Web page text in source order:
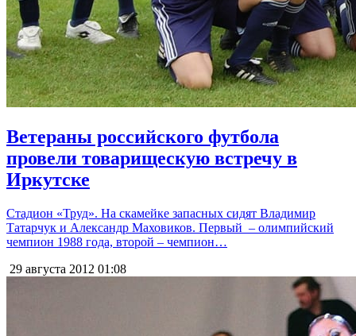
Ветераны российского футбола
провели товарищескую встречу в
Иркутске
Стадион «Труд». На скамейке запасных сидят Владимир
Татарчук и Александр Маховиков. Первый – олимпийский
чемпион 1988 года, второй – чемпион…
29 августа 2012 01:08